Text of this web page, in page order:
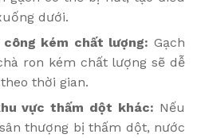
dưới.
kém chất lượng: Gạch
ron kém chất lượng sẽ dễ
thời gian.
vực thấm dột khác: Nếu
thượng bị thấm dột, nước